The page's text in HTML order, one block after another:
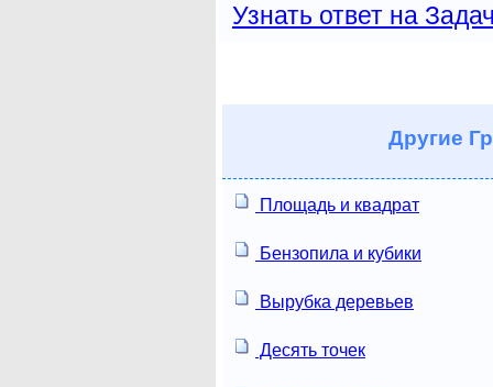
Узнать ответ на
Другие
Площадь и квадрат
Бензопила и кубики
Вырубка деревьев
Десять точек